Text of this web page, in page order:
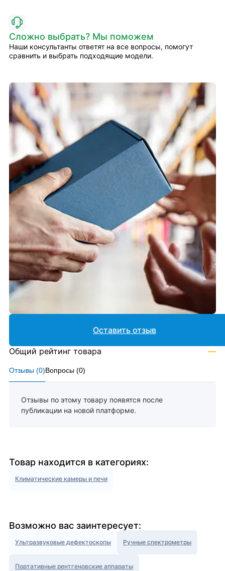
Сложно выбрать? Мы поможем
Наши консультанты ответят на все вопросы, помогут
сравнить и выбрать подходящие модели.
Отзывы (0)Вопросы (0)
Отзывы по этому товару появятся после
публикации на новой платформе.
Оставить отзыв
Общий рейтинг товара —
Товар находится в категориях:
Климатические камеры и печи
Возможно вас заинтересует:
Ультразвуковые дефектоскопы Ручные спектрометры
Портативные рентгеновские аппараты